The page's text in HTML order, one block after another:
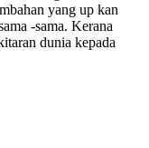
yang up kan
-sama. Kerana
dunia kepada